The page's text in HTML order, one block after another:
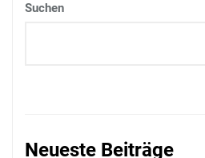
Suchen
Neueste Beiträge